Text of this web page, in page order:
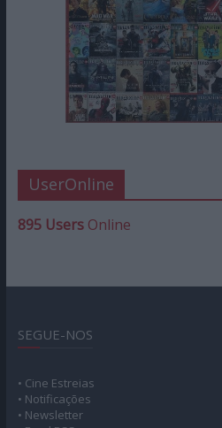
UserOnline
895 UsersOnline
SEGUE-NOS
• Cine Estreias
• Notificações
• Newsletter